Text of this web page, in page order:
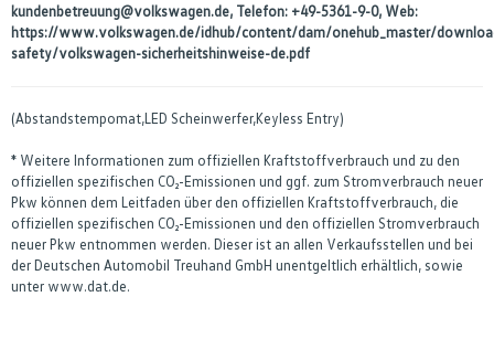
kundenbetreuung@volkswagen.de, Telefon: +49-5361-9-0, Web:
https://www.volkswagen.de/idhub/content/dam/onehub_master/
safety/volkswagen-sicherheitshinweise-de.pdf
(Abstandstempomat,LED Scheinwerfer,Keyless Entry)
* Weitere Informationen zum offiziellen Kraftstoffverbrauch und zu den
offiziellen spezifischen CO₂-Emissionen und ggf. zum Stromverbrauch neuer
Pkw können dem Leitfaden über den offiziellen Kraftstoffverbrauch, die
offiziellen spezifischen CO₂-Emissionen und den offiziellen Stromverbrauch
neuer Pkw entnommen werden. Dieser ist an allen Verkaufsstellen und bei
der Deutschen Automobil Treuhand GmbH unentgeltlich erhältlich, sowie
unter www.dat.de.